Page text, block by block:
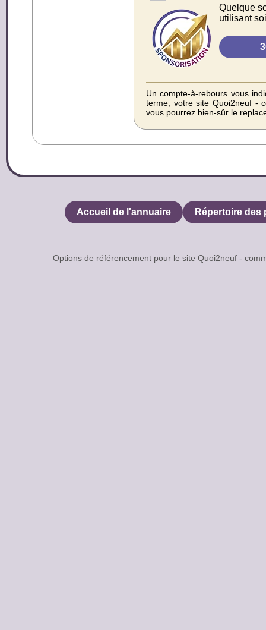
Quelque
utilisant
Un compte-à-rebours vous
terme, votre site Quoi2neuf -
vous pourrez bien-sûr le
Accueil de l'annuaire Répertoire
Options de référencement pour le site Quoi2neuf -